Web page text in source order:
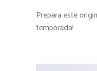
Prepara este
temporada!